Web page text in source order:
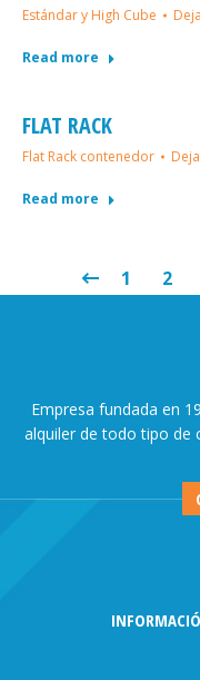
Estándar y High Cube
Read more
FLAT RACK
Flat Rack contenedor
Read more
1 2
Empresa fundada en
alquiler de todo tipo de